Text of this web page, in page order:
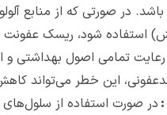
در صورتی که از منابع
استفاده شود، ریسک عفونت
تمامی اصول بهداشتی و
این خطر می‌تواند
در صورت استفاده از سلول‌های